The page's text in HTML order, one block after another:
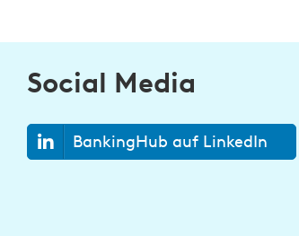
Social Media
BankingHub auf LinkedIn